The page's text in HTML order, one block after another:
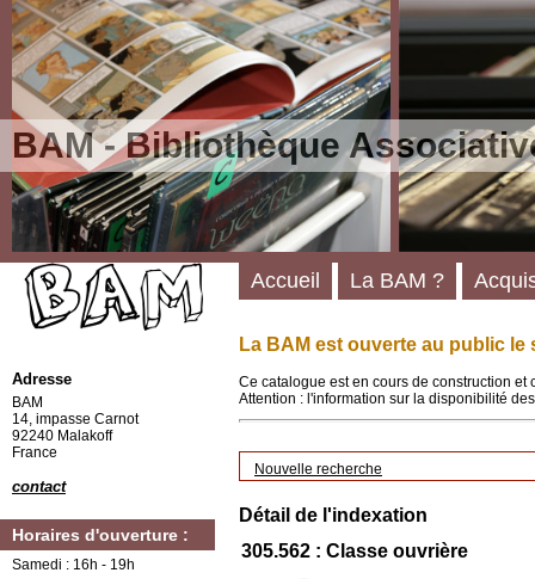
BAM - Bibliothèque
La BAM est ouverte au public le
Ce catalogue est en cours de construction
Attention : l'information sur la disponibilité
Nouvelle recherche
Détail de l'indexation
305.562 : Classe ouvrière
Accueil La BAM ?
Adresse
BAM
14, impasse Carnot
92240 Malakoff
France
contact
Horaires d'ouverture :
Samedi : 16h - 19h